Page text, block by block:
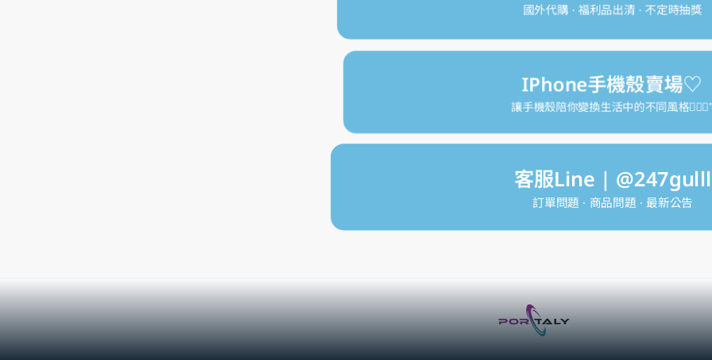
國外代購 · 福利品出清 · 不定時抽獎
IPhone手機殼賣場♡
讓手機殼陪你變換生活中的不同風格♡⃛⋆⁺
客服Line | @247gulll
訂單問題 · 商品問題 · 最新公告